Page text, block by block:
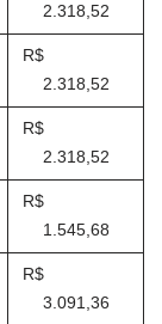
2.318,52
R$
2.318,52
R$
2.318,52
R$
1.545,68
R$
3.091,36